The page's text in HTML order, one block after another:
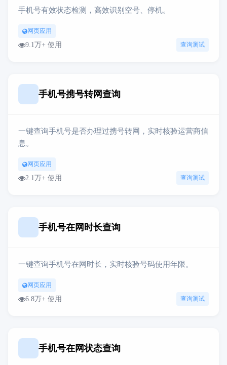
手机号有效状态检测，高效识别空号、停机。
网页应用
9.1万+ 使用 查询测试
手机号携号转网查询
一键查询手机号是否办理过携号转网，实时核验运营商信
息。
网页应用
2.1万+ 使用 查询测试
手机号在网时长查询
一键查询手机号在网时长，实时核验号码使用年限。
网页应用
6.8万+ 使用 查询测试
手机号在网状态查询